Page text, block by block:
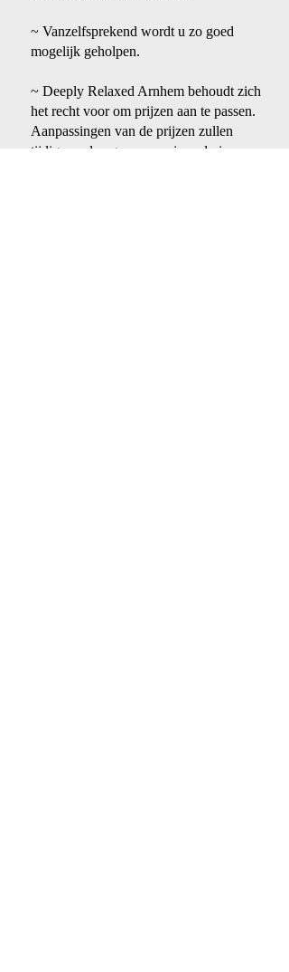
~ Vanzelfsprekend wordt u zo goed
mogelijk geholpen.
~ Deeply Relaxed Arnhem behoudt zich
het recht voor om prijzen aan te passen.
Aanpassingen van de prijzen zullen
tijdig worden gecommuniceerd via e-